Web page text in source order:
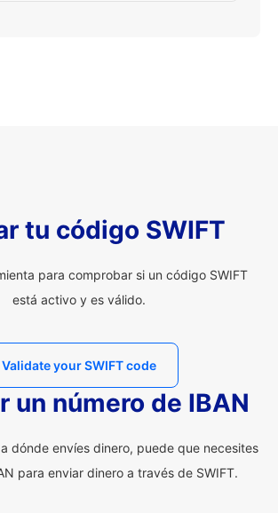
tu código SWIFT
para comprobar si un código SWIFT
está activo y es válido.
Validate your SWIFT code
un número de IBAN
dónde envíes dinero, puede que necesites
para enviar dinero a través de SWIFT.